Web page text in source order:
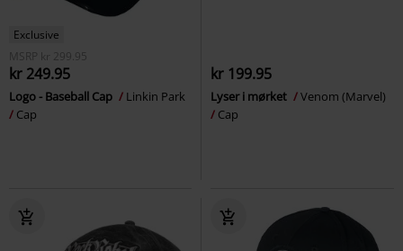
Exclusive
MSRP
kr 299.95
kr 249.95
Logo - Baseball Cap
Linkin Park
Cap
kr 199.95
Lyser i mørket
Venom (Marvel)
Cap